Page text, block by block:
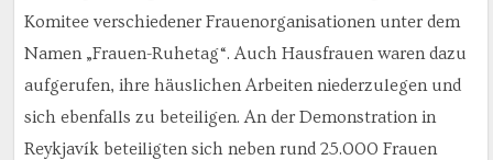
Komitee verschiedener Frauenorganisationen unter dem
Namen „Frauen-Ruhetag“. Auch Hausfrauen waren dazu
aufgerufen, ihre häuslichen Arbeiten niederzulegen und
sich ebenfalls zu beteiligen. An der Demonstration in
Reykjavík beteiligten sich neben rund 25.000 Frauen